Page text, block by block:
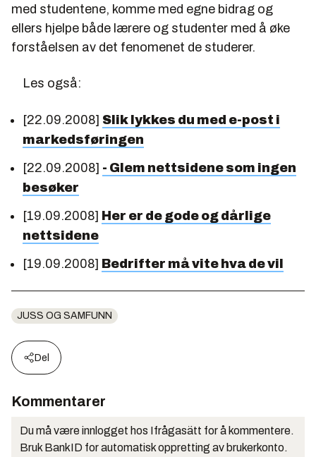
med studentene, komme med egne bidrag og
ellers hjelpe både lærere og studenter med å øke
forståelsen av det fenomenet de studerer.
Les også:
[22.09.2008] Slik lykkes du med e-post i
markedsføringen
[22.09.2008] - Glem nettsidene som ingen
besøker
[19.09.2008] Her er de gode og dårlige
nettsidene
[19.09.2008] Bedrifter må vite hva de vil
JUSS OG SAMFUNN
Del
Kommentarer
Du må være innlogget hos Ifrågasätt for å kommentere.
Bruk BankID for automatisk oppretting av brukerkonto.